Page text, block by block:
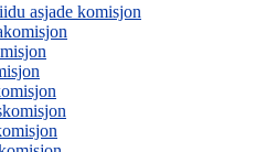
asjade komisjon